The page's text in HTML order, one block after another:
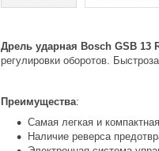
Дрель ударная Bosch GSB 13
регулировки оборотов.
Преимущества:
Самая легкая и
Наличие реверса